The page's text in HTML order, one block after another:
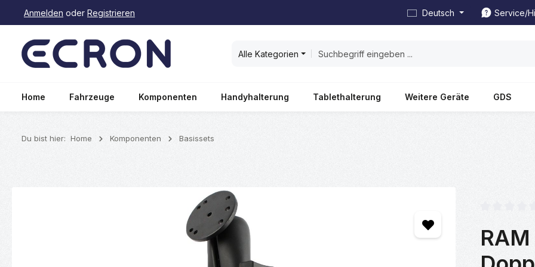
Zur Hauptnavigation springen
Anmelden oder Registrieren Deutsch Service/
Alle Kategorien
Home Fahrzeuge Komponenten Handyhalterung Tablethalterung Weitere Geräte GDS
Du bist hier: Home Komponenten Basissets